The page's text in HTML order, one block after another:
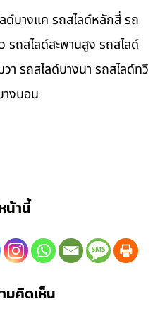
ด์บางแค รถสไลด์หลักสี่ รถ
รถสไลด์สะพานสูง รถสไลด์
า รถสไลด์บางนา รถสไลด์ทวี
งบอน
น้านี้
มคิดเห็น